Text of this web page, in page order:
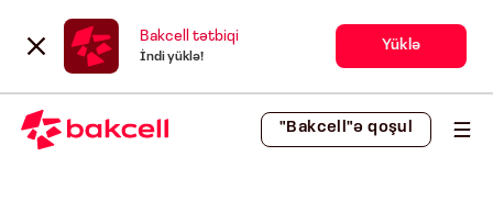
Bakcell tətbiqi
İndi yüklə!
Yüklə
"Bakcell"ə qoşul